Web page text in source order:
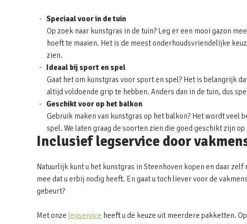
Speciaal voor in de tuin
Op zoek naar kunstgras in de tuin? Leg er een mooi gazon
hoeft te maaien. Het is de meest onderhoudsvriendelijke
zien.
Ideaal bij sport en spel
Gaat het om kunstgras voor sport en spel? Het is belangrijk
altijd voldoende grip te hebben. Anders dan in de tuin, dus
Geschikt voor op het balkon
Gebruik maken van kunstgras op het balkon? Het wordt veel
spel. We laten graag de soorten zien die goed geschikt zijn
Inclusief legservice door
Natuurlijk kunt u het kunstgras in Steenhoven kopen en daar
mee dat u erbij nodig heeft. En gaat u toch liever voor de
gebeurt?
Met onze legservice heeft u de keuze uit meerdere pakketten.